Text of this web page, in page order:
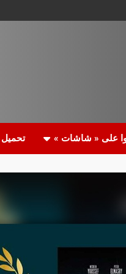
على « شاشات » تحميل